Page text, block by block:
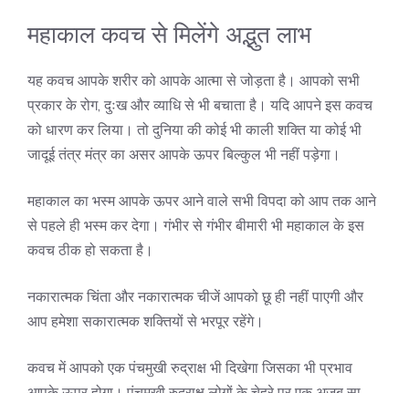
महाकाल कवच से मिलेंगे अद्भुत लाभ
यह कवच आपके शरीर को आपके आत्मा से जोड़ता है। आपको सभी
प्रकार के रोग, दुःख और व्याधि से भी बचाता है। यदि आपने इस कवच
को धारण कर लिया। तो दुनिया की कोई भी काली शक्ति या कोई भी
जादूई तंत्र मंत्र का असर आपके ऊपर बिल्कुल भी नहीं पड़ेगा।
महाकाल का भस्म आपके ऊपर आने वाले सभी विपदा को आप तक आने
से पहले ही भस्म कर देगा। गंभीर से गंभीर बीमारी भी महाकाल के इस
कवच ठीक हो सकता है।
नकारात्मक चिंता और नकारात्मक चीजें आपको छू ही नहीं पाएगी और
आप हमेशा सकारात्मक शक्तियों से भरपूर रहेंगे।
कवच में आपको एक पंचमुखी रुद्राक्ष भी दिखेगा जिसका भी प्रभाव